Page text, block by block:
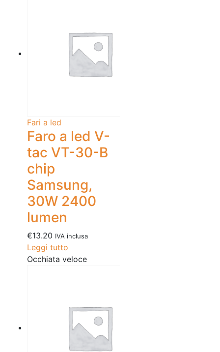
Fari a led
Faro a led V-
tac VT-30-B
chip
Samsung,
30W 2400
lumen
€13.20 IVA inclusa
Leggi tutto
Occhiata veloce